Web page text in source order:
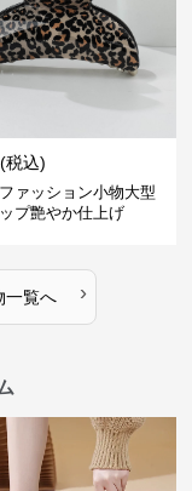
(税込)
ァッション小物大型
プ艶やか仕上げ
一覧へ ›